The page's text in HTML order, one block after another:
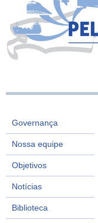
Governança
Nossa equipe
Objetivos
Notícias
Biblioteca